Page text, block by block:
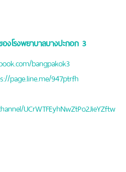
โรงพยาบาลบางปะกอก 3
bangpakok3
page.line.me/947ptrfh
UCrWTFEyhNwZtPo2JieYZftw